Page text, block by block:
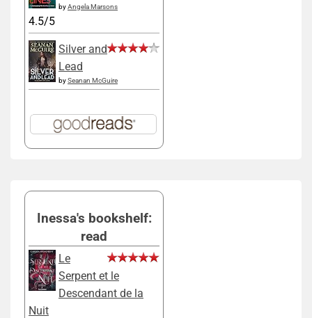
byAngela Marsons
4.5/5
Silver and
Lead
bySeanan McGuire
Inessa's bookshelf:
read
Le
Serpent et le
Descendant de la
Nuit